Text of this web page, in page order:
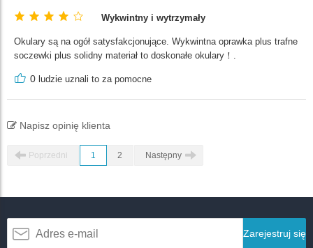
Wykwintny i wytrzymały
Okulary są na ogół satysfakcjonujące. Wykwintna oprawka plus trafne
soczewki plus solidny materiał to doskonałe okulary！.
0 ludzie uznali to za pomocne
Napisz opinię klienta
Poprzedni 1 2 Następny
Zarejestruj się